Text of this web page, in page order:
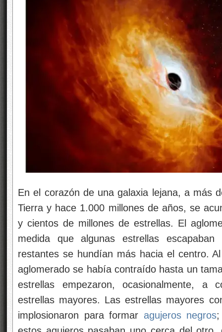
En el corazón de una galaxia lejana, a más
Tierra y hace 1.000 millones de años, se
y cientos de millones de estrellas. El
medida que algunas estrellas
restantes se hundían más hacia el centro.
aglomerado se había contraído hasta un
estrellas empezaron, ocasionalmente, a
estrellas mayores. Las estrellas mayores
implosionaron para formar agujeros negros;